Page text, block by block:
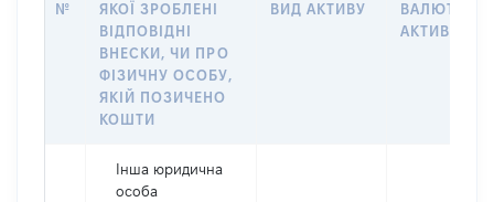
№
ЯКОЇ ЗРОБЛЕНІ
ВІДПОВІДНІ
ВНЕСКИ, ЧИ ПРО
ФІЗИЧНУ ОСОБУ,
ЯКІЙ ПОЗИЧЕНО
КОШТИ
ВИД АКТИВУ
ВАЛЮТА
АКТИВУ
Інша юридична
особа